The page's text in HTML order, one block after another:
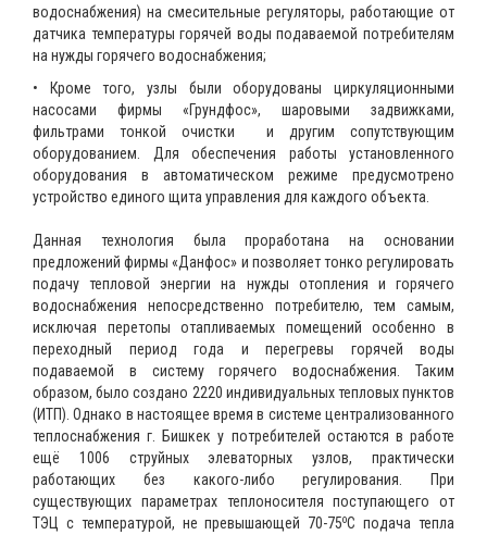
водоснабжения) на смесительные регуляторы, работающие от
датчика температуры горячей воды подаваемой потребителям
на нужды горячего водоснабжения;
• Кроме того, узлы были оборудованы циркуляционными
насосами фирмы «Грундфос», шаровыми задвижками,
фильтрами тонкой очистки и другим сопутствующим
оборудованием. Для обеспечения работы установленного
оборудования в автоматическом режиме предусмотрено
устройство единого щита управления для каждого объекта.
Данная технология была проработана на основании
предложений фирмы «Данфос» и позволяет тонко регулировать
подачу тепловой энергии на нужды отопления и горячего
водоснабжения непосредственно потребителю, тем самым,
исключая перетопы отапливаемых помещений особенно в
переходный период года и перегревы горячей воды
подаваемой в систему горячего водоснабжения. Таким
образом, было создано 2220 индивидуальных тепловых пунктов
(ИТП). Однако в настоящее время в системе централизованного
теплоснабжения г. Бишкек у потребителей остаются в работе
ещё 1006 струйных элеваторных узлов, практически
работающих без какого-либо регулирования. При
существующих параметрах теплоносителя поступающего от
ТЭЦ с температурой, не превышающей 70-75оС подача тепла